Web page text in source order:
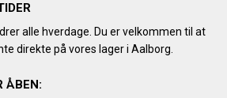
alle hverdage. Du er velkommen til at
direkte på vores lager i Aalborg.
ÅBEN: